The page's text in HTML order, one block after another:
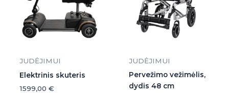
JUDĖJIMUI
Elektrinis skuteris
1599,00 €
JUDĖJIMUI
Pervežimo vežimėlis,
dydis 48 cm